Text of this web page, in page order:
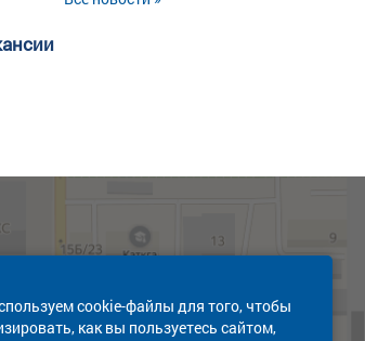
cookie-файлы для того, чтобы
как вы пользуетесь сайтом,